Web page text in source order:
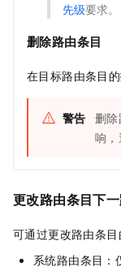
先级要求。
删除路由条目
在目标路由条目的
警告 删
响，
更改路由条目下
可通过更改路由条目
系统路由条目：